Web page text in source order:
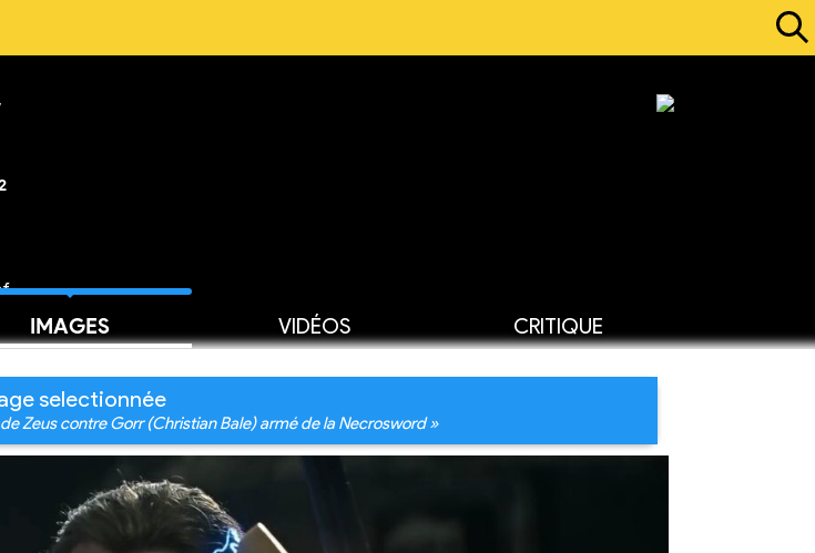
IMAGES VIDÉOS CRITIQUE
selectionnée
Zeus contre Gorr (Christian Bale) armé de la Necrosword »